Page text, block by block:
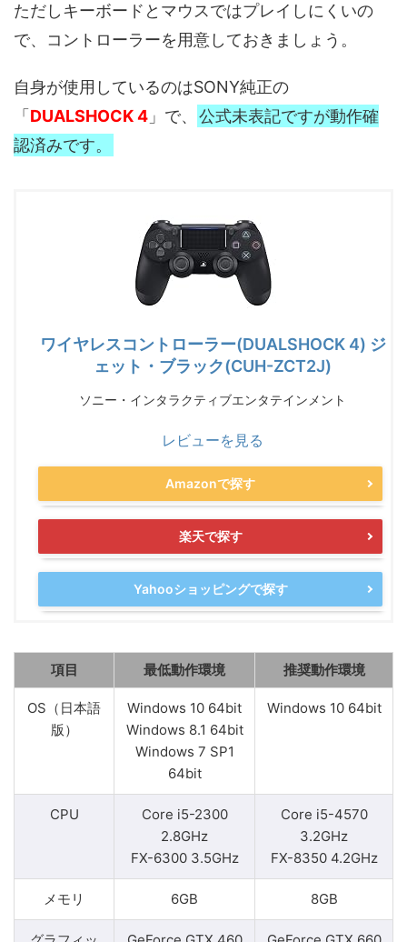
ただしキーボードとマウスではプレイしにくいの
で、コントローラーを用意しておきましょう。
自身が使用しているのはSONY純正の
「 DUALSHOCK 4 」で、 公式未表記ですが動作確
認済みです。
ワイヤレスコントローラー(DUALSHOCK 4) ジ
ェット・ブラック(CUH-ZCT2J)
ソニー・インタラクティブエンタテインメント
レビューを見る
Amazonで探す
楽天で探す
Yahooショッピングで探す
項目 最低動作環境 推奨動作環境
OS（日本語
版）
Windows 10 64bit
Windows 8.1 64bit
Windows 7 SP1
64bit
Windows 10 64bit
CPU
Core i5-2300
2.8GHz
FX-6300 3.5GHz
Core i5-4570
3.2GHz
FX-8350 4.2GHz
メモリ 6GB 8GB